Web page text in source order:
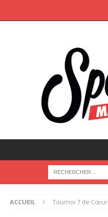
ACCUEIL Tournoi 7 de Cœur